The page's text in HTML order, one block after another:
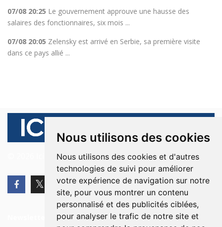
Nous utilisons des cookies
Nous utilisons des cookies et d'autres
technologies de suivi pour améliorer
votre expérience de navigation sur notre
site, pour vous montrer un contenu
personnalisé et des publicités ciblées,
pour analyser le trafic de notre site et
07/08 20:25 Le gouvernement approuve une hausse des
salaires des fonctionnaires, six mois ...
07/08 20:05 Zelensky est arrivé en Serbie, sa première visite
dans ce pays allié ...
© 2026 Ici Beyrouth. Tous les droits sont réservés.